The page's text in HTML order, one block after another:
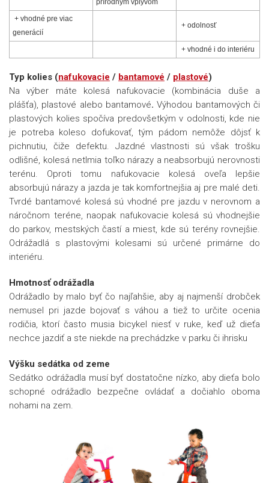
prírodným vplyvom
+ vhodné pre viac
generácií
+ odolnosť
+ vhodné i do interiéru
Typ kolies (nafukovacie / bantamové / plastové)
Na výber máte kolesá nafukovacie (kombinácia duše a
plášťa), plastové alebo bantamové. Výhodou bantamových či
plastových kolies spočíva predovšetkým v odolnosti, kde nie
je potreba koleso dofukovať, tým pádom nemôže dôjsť k
pichnutiu, čiže defektu. Jazdné vlastnosti sú však trošku
odlišné, kolesá netlmia toľko nárazy a neabsorbujú nerovnosti
terénu. Oproti tomu nafukovacie kolesá oveľa lepšie
absorbujú nárazy a jazda je tak komfortnejšia aj pre malé deti.
Tvrdé bantamové kolesá sú vhodné pre jazdu v nerovnom a
náročnom teréne, naopak nafukovacie kolesá sú vhodnejšie
do parkov, mestských častí a miest, kde sú terény rovnejšie.
Odrážadlá s plastovými kolesami sú určené primárne do
interiéru.
Hmotnosť odrážadla
Odrážadlo by malo byť čo najľahšie, aby aj najmenší drobček
nemusel pri jazde bojovať s váhou a tiež to určite ocenia
rodičia, ktorí často musia bicykel niesť v ruke, keď už dieťa
nechce jazdiť a ste niekde na prechádzke v parku či ihrisku
Výšku sedátka od zeme
Sedátko odrážadla musí byť dostatočne nízko, aby dieťa bolo
schopné odrážadlo bezpečne ovládať a dočiahlo oboma
nohami na zem.